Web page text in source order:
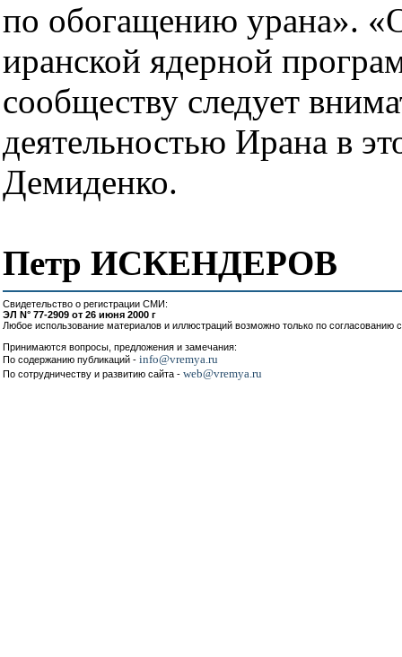
по обогащению урана».
иранской ядерной
сообществу следует
деятельностью Ирана в
Демиденко.
Петр ИСКЕНДЕРОВ
Свидетельство о регистрации СМИ:
ЭЛ N° 77-2909 от 26 июня 2000 г
Любое использование материалов и иллюстраций возможно только по согласованию
Принимаются вопросы, предложения и замечания:
По содержанию публикаций - info@vremya.ru
По сотрудничеству и развитию сайта - web@vremya.ru